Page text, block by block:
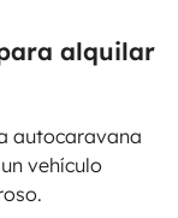
alquilar
autocaravana
vehículo